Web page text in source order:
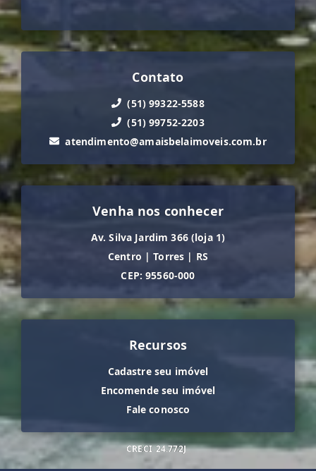
Contato
(51) 99322-5588
(51) 99752-2203
atendimento@amaisbelaimoveis.com.br
Venha nos conhecer
Av. Silva Jardim 366 (loja 1)
Centro | Torres | RS
CEP: 95560-000
Recursos
Cadastre seu imóvel
Encomende seu imóvel
Fale conosco
CRECI 24.772J